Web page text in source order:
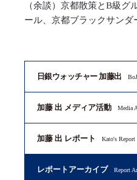
（余談）京都散策とB級グ
ール、京都ブラックサンダ
日銀ウォッチャー 加藤出
加藤 出 メディア活動 Media
加藤 出 レポート Kato's Report
レポートアーカイブ Report